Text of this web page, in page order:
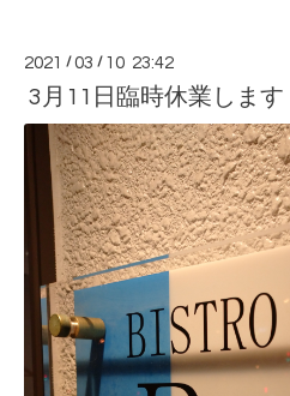
2021 /03 / 10 23:42
3月11日臨時休業します